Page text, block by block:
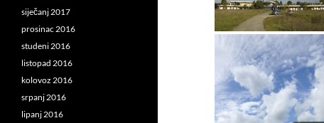
siječanj 2017
prosinac 2016
studeni 2016
listopad 2016
kolovoz 2016
srpanj 2016
lipanj 2016